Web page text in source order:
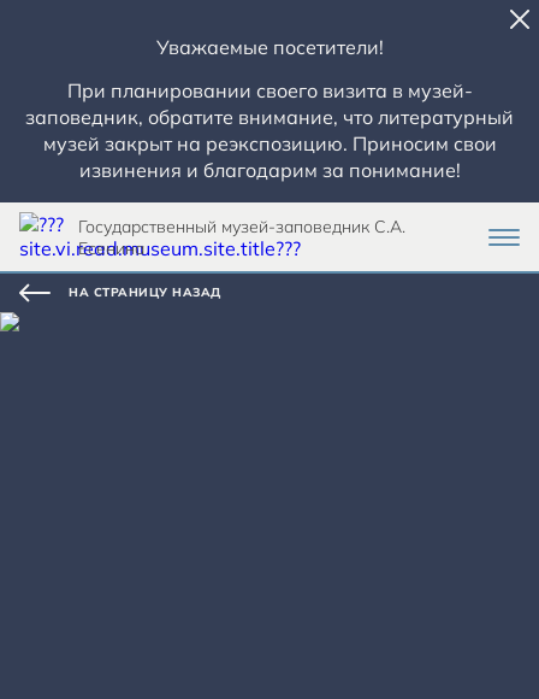
Уважаемые посетители!
При планировании своего визита в музей-
заповедник, обратите внимание, что литературный
музей закрыт на реэкспозицию. Приносим свои
извинения и благодарим за понимание!
Государственный музей-заповедник С.А.
Есенина
НА СТРАНИЦУ НАЗАД